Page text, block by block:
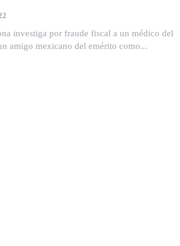
investiga por fraude fiscal a un médico del
amigo mexicano del emérito como...